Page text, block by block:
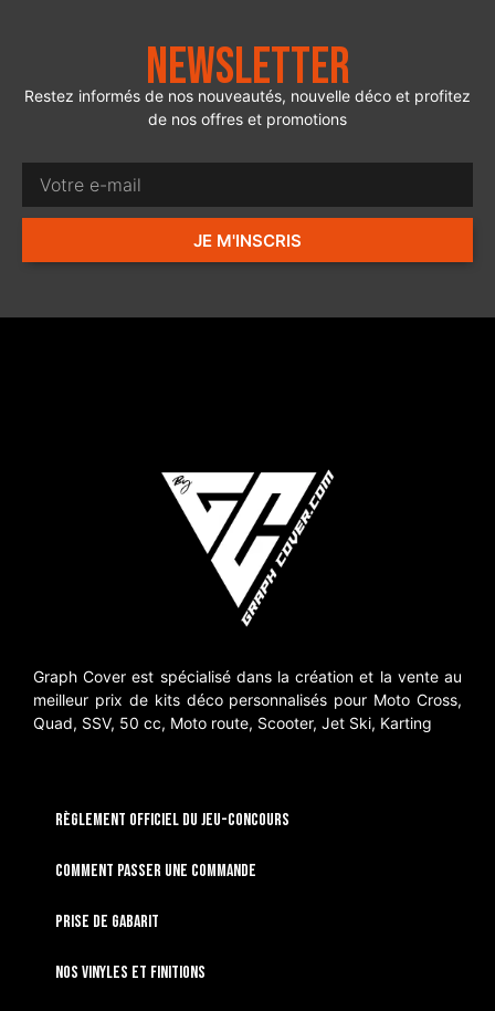
Newsletter
Restez informés de nos nouveautés, nouvelle déco et profitez
de nos offres et promotions
JE M'INSCRIS
Graph Cover est spécialisé dans la création et la vente au
meilleur prix de kits déco personnalisés pour Moto Cross,
Quad, SSV, 50 cc, Moto route, Scooter, Jet Ski, Karting
RÈGLEMENT OFFICIEL DU JEU-CONCOURS
Comment passer une commande
Prise de gabarit
Nos vinyles et finitions